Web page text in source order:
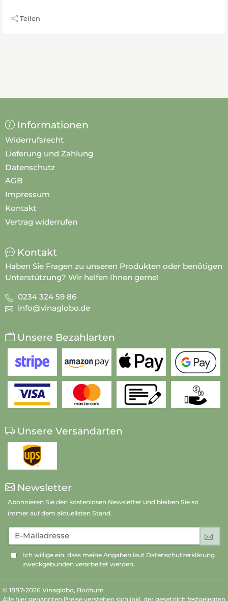
Teilen
Informationen
Widerrufsrecht
Lieferung und Zahlung
Datenschutz
AGB
Impressum
Kontakt
Vertrag widerrufen
Kontakt
Haben Sie Fragen zu unseren Produkten oder benötigen
Unterstützung? Wir helfen Ihnen gerne!
0234 324 59 86
info@vinaglobo.de
Unsere Bezahlarten
Unsere Versandarten
Newsletter
Abonnieren Sie den kostenlosen Newsletter und bleiben Sie so
immer auf dem aktuellsten Stand.
E-Mailadresse
Ich willige ein, dass meine Angaben laut Datenschutzerklärung
zweckgebunden verarbeitet werden.
© 1997-2026 Vinaglobo, Bochum
Alle hier genannten Preise verstehen sich inkl. der gesetzlich festgelegten